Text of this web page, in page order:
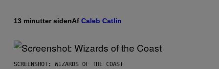
13 minutter sidenAf Caleb Catlin
SCREENSHOT: WIZARDS OF THE COAST